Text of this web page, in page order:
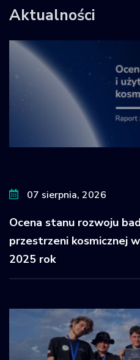
Aktualności
07 sierpnia, 2026
Ocena stanu rozwoju
przestrzeni kosmicznej
2025 rok